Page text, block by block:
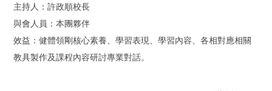
主持人：許政順校長
與會人員：本團夥伴
效益：健體領剛核心素養、學習表現、學習內容、各相對應相關
教具製作及課程內容研討專業對話。